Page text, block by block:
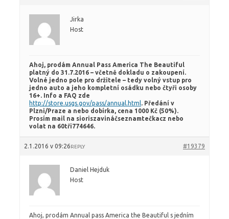
Jirka
Host
Ahoj, prodám Annual Pass America The Beautiful
platný do 31.7.2016 – včetně dokladu o zakoupení.
Volné jedno pole pro držitele – tedy volný vstup pro
jedno auto a jeho kompletní osádku nebo čtyři osoby
16+. Info a FAQ zde
http://store.usgs.gov/pass/annual.html. Předání v
Plzni/Praze a nebo dobírka, cena 1000 Kč (50%).
Prosím mail na sioriszavináčseznamtečkacz nebo
volat na 60tři774646.
2.1.2016 v 09:26 #19379
REPLY
Daniel Hejduk
Host
Ahoj, prodám Annual pass America the Beautiful s jedním